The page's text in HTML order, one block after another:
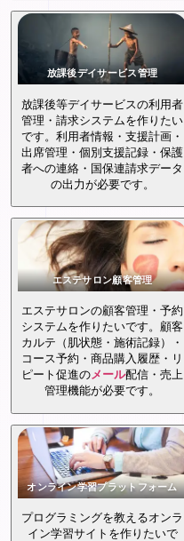
放課後デイサービス管理
放課後等デイサービスの利用者
管理・請求システムを作りたい
です。利用者情報・支援計画・
出席管理・個別支援記録・保護
者への連絡・国保連請求データ
の出力が必要です。
エステサロン顧客管理
エステサロンの顧客管理・予約
システムを作りたいです。顧客
カルテ（肌状態・施術記録）・
コース予約・商品購入履歴・リ
ピート促進のメール配信・売上
管理機能が必要です。
オンライン学習プラットフォーム
プログラミングを教えるオンラ
イン学習サイトを作りたいで